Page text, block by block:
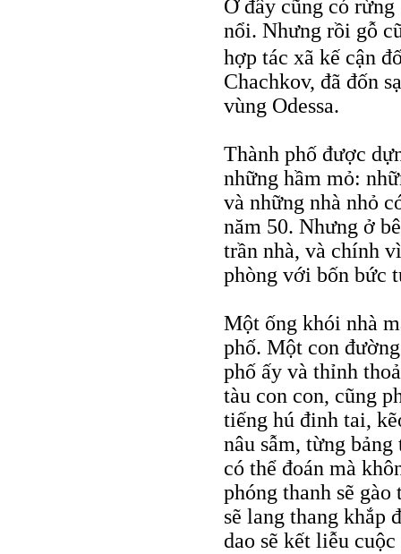
Ở đây cũng có rừng
nổi. Nhưng rồi gỗ
hợp tác xã kế cận
Chachkov, đã đốn
vùng Odessa.
Thành phố được
những hầm mỏ:
và những nhà nhỏ
năm 50. Nhưng ở
trần nhà, và chính
phòng với bốn bức
Một ống khói nhà
phố. Một con
phố ấy và thỉnh
tàu con con, cũng
tiếng hú đinh tai,
nâu sẫm, từng
có thể đoán mà
phóng thanh sẽ
sẽ lang thang khắp
dao sẽ kết liễu